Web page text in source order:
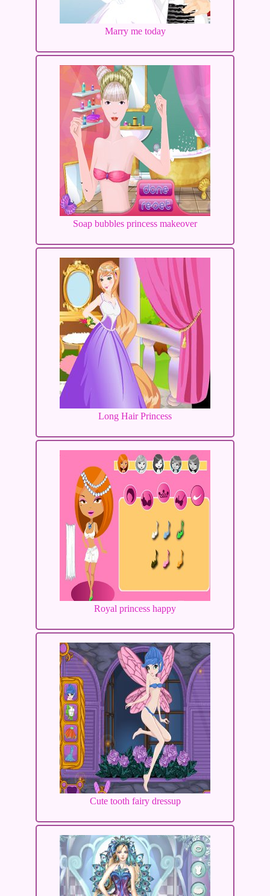
Marry me today
Soap bubbles princess makeover
Long Hair Princess
Royal princess happy
Cute tooth fairy dressup